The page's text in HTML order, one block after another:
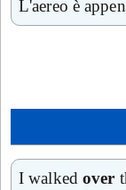
L'aereo è
I walkedover